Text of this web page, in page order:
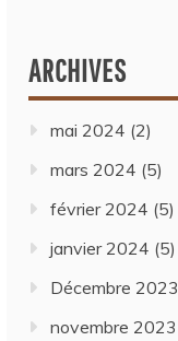
ARCHIVES
mai 2024 (2)
mars 2024 (5)
février 2024 (5)
janvier 2024 (5)
Décembre 2023
novembre 2023